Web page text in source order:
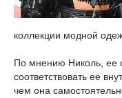
коллекции модной
По мнению Николь, ее
соответствовать ее
чем она